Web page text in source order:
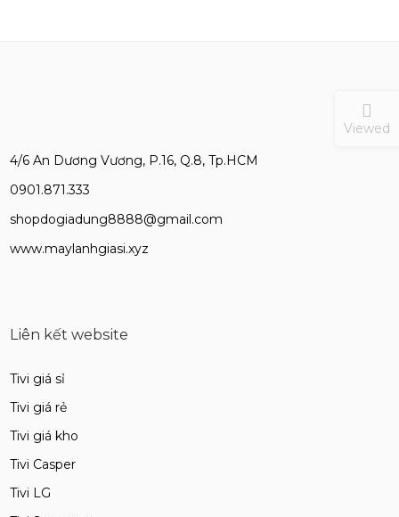
4/6 An Dương Vương, P.16, Q.8, Tp.HCM
0901.871.333
shopdogiadung8888@gmail.com
www.maylanhgiasi.xyz
Liên kết website
Tivi giá sỉ
Tivi giá rẻ
Tivi giá kho
Tivi Casper
Tivi LG
Viewed